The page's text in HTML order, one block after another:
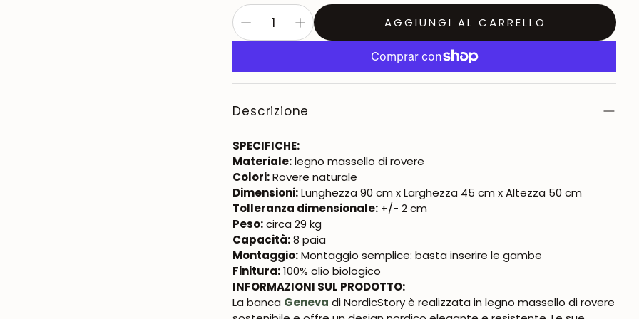
AGGIUNGI AL CARRELLO
Descrizione
SPECIFICHE:
Materiale:legno massello di rovere
Colori:Rovere naturale
Dimensioni:Lunghezza 90 cm x Larghezza 45 cm x Altezza 50 cm
Tolleranza dimensionale: +/- 2 cm
Peso:circa 29 kg
Capacità:8 paia
Montaggio:Montaggio semplice: basta inserire le gambe
Finitura:100% olio biologico
INFORMAZIONI SUL PRODOTTO:
La banca Geneva di NordicStory è realizzata in legno massello di rovere